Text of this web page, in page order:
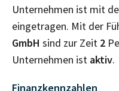
Unternehmen ist mit
eingetragen. Mit der
GmbH sind zur Zeit 2
Unternehmen ist aktiv.
Finanzkennzahlen